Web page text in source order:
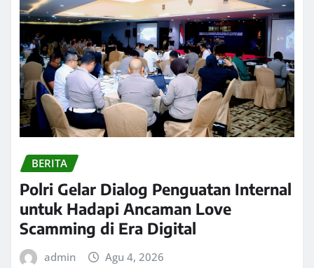
BERITA
Polri Gelar Dialog Penguatan Internal
untuk Hadapi Ancaman Love
Scamming di Era Digital
admin Agu 4, 2026